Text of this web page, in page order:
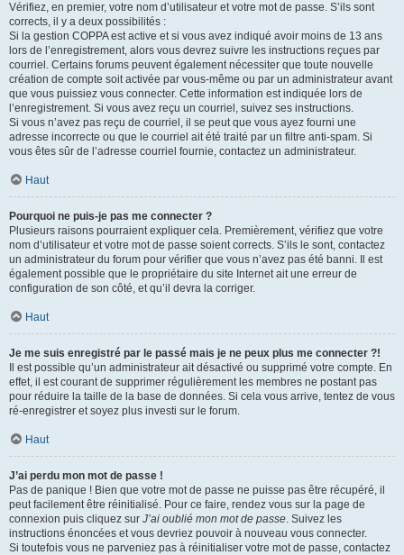
Vérifiez, en premier, votre nom d’utilisateur et votre mot de passe. S’ils sont
corrects, il y a deux possibilités :
Si la gestion COPPA est active et si vous avez indiqué avoir moins de 13 ans
lors de l’enregistrement, alors vous devrez suivre les instructions reçues par
courriel. Certains forums peuvent également nécessiter que toute nouvelle
création de compte soit activée par vous-même ou par un administrateur avant
que vous puissiez vous connecter. Cette information est indiquée lors de
l’enregistrement. Si vous avez reçu un courriel, suivez ses instructions.
Si vous n’avez pas reçu de courriel, il se peut que vous ayez fourni une
adresse incorrecte ou que le courriel ait été traité par un filtre anti-spam. Si
vous êtes sûr de l’adresse courriel fournie, contactez un administrateur.
Haut
Pourquoi ne puis-je pas me connecter ?
Plusieurs raisons pourraient expliquer cela. Premièrement, vérifiez que votre
nom d’utilisateur et votre mot de passe soient corrects. S’ils le sont, contactez
un administrateur du forum pour vérifier que vous n’avez pas été banni. Il est
également possible que le propriétaire du site Internet ait une erreur de
configuration de son côté, et qu’il devra la corriger.
Haut
Je me suis enregistré par le passé mais je ne peux plus me connecter ?!
Il est possible qu’un administrateur ait désactivé ou supprimé votre compte. En
effet, il est courant de supprimer régulièrement les membres ne postant pas
pour réduire la taille de la base de données. Si cela vous arrive, tentez de vous
ré-enregistrer et soyez plus investi sur le forum.
Haut
J’ai perdu mon mot de passe !
Pas de panique ! Bien que votre mot de passe ne puisse pas être récupéré, il
peut facilement être réinitialisé. Pour ce faire, rendez vous sur la page de
connexion puis cliquez sur J’ai oublié mon mot de passe. Suivez les
instructions énoncées et vous devriez pouvoir à nouveau vous connecter.
Si toutefois vous ne parveniez pas à réinitialiser votre mot de passe, contactez